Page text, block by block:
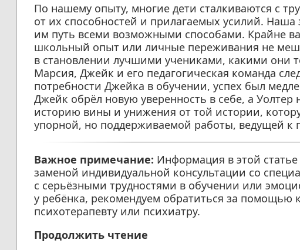
По нашему опыту, многие дети сталкиваются с
от их способностей и прилагаемых усилий.
им путь всеми возможными способами. Крайне
школьный опыт или личные переживания не
в становлении лучшими учениками, какими они
Марсия, Джейк и его педагогическая команда
потребности Джейка в обучении, успех был
Джейк обрёл новую уверенность в себе, а Уолтер
историю вины и унижения от той истории,
упорной, но поддерживаемой работы, ведущей к
Важное примечание: Информация в этой
заменой индивидуальной консультации со
с серьёзными трудностями в обучении или
у ребёнка, рекомендуем обратиться за помощью
психотерапевту или психиатру.
Продолжить чтение